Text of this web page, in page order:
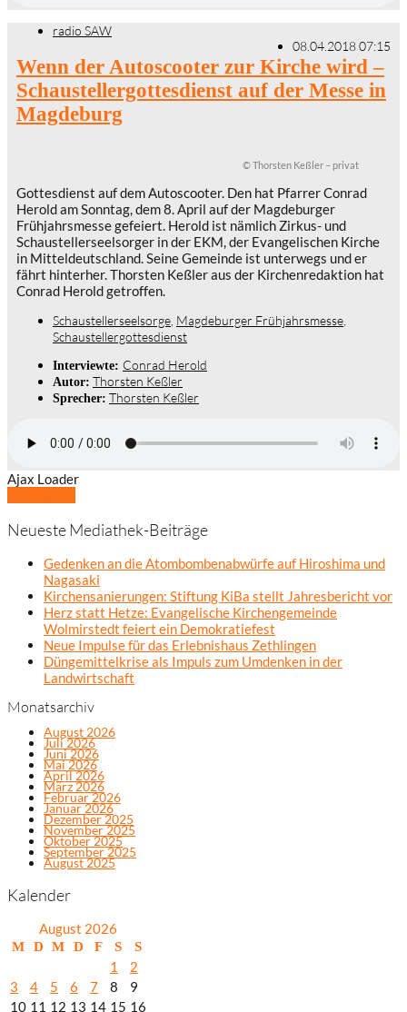
radio SAW
08.04.2018 07:15
Wenn der Autoscooter zur Kirche wird –
Schaustellergottesdienst auf der Messe in
Magdeburg
© Thorsten Keßler – privat
Gottesdienst auf dem Autoscooter. Den hat Pfarrer Conrad
Herold am Sonntag, dem 8. April auf der Magdeburger
Frühjahrsmesse gefeiert. Herold ist nämlich Zirkus- und
Schaustellerseelsorger in der EKM, der Evangelischen Kirche
in Mitteldeutschland. Seine Gemeinde ist unterwegs und er
fährt hinterher. Thorsten Keßler aus der Kirchenredaktion hat
Conrad Herold getroffen.
Schaustellerseelsorge Magdeburger Frühjahrsmesse
Schaustellergottesdienst
Interviewte: Conrad Herold
Autor: Thorsten Keßler
Sprecher: Thorsten Keßler
Ajax Loader
Neueste Mediathek-Beiträge
Gedenken an die Atombombenabwürfe auf Hiroshima und
Nagasaki
Kirchensanierungen: Stiftung KiBa stellt Jahresbericht vor
Herz statt Hetze: Evangelische Kirchengemeinde
Wolmirstedt feiert ein Demokratiefest
Neue Impulse für das Erlebnishaus Zethlingen
Düngemittelkrise als Impuls zum Umdenken in der
Landwirtschaft
Monatsarchiv
August 2026
Juli 2026
Juni 2026
Mai 2026
April 2026
März 2026
Februar 2026
Januar 2026
Dezember 2025
November 2025
Oktober 2025
September 2025
August 2025
Kalender
August 2026
M D M D F S S
1
2
3
4 5 6 7 8
9
10 11 12 13 14 15 16